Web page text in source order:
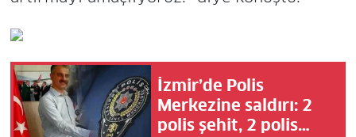
İzmir’de Polis
Merkezine saldırı: 2
polis şehit, 2 polis